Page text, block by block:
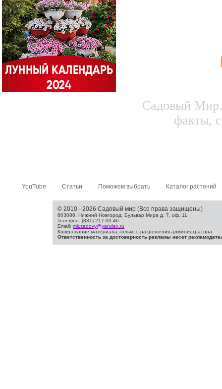
Садовый Мир.
факты,
YouTube Статьи Поможем выбрать Каталог растений
© 2010 - 2026 Садовый мир (Все права защищены)
603086, Нижний Новгород, Бульвар Мира д. 7, оф. 11
Телефон: (831) 217-00-46
Email: mir.sadovy@yandex.ru
Копирование материала только с разрешения администратора
Ответственность за достоверность рекламы несет